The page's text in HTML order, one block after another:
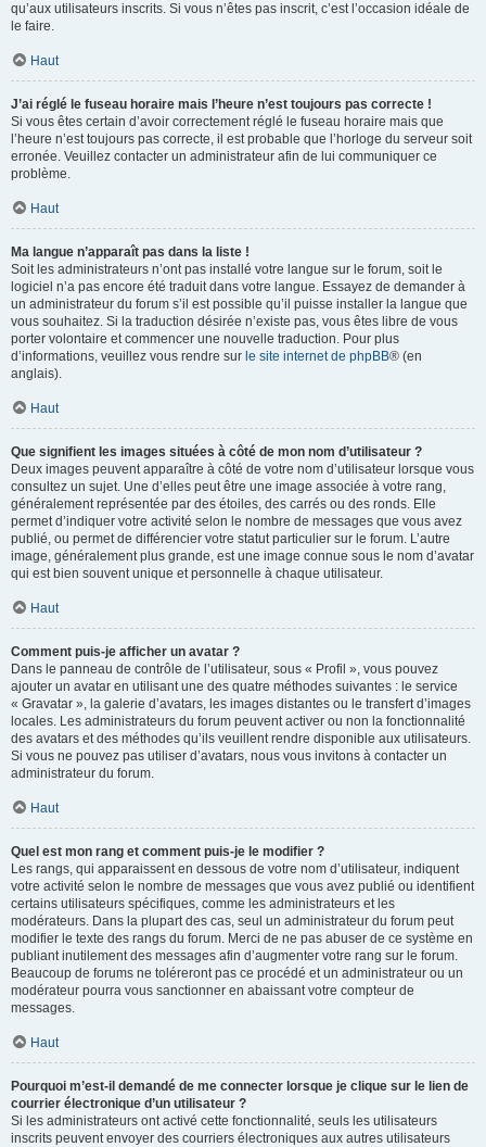
qu’aux utilisateurs inscrits. Si vous n’êtes pas inscrit, c’est l’occasion idéale de
le faire.
Haut
J’ai réglé le fuseau horaire mais l’heure n’est toujours pas correcte !
Si vous êtes certain d’avoir correctement réglé le fuseau horaire mais que
l’heure n’est toujours pas correcte, il est probable que l’horloge du serveur soit
erronée. Veuillez contacter un administrateur afin de lui communiquer ce
problème.
Haut
Ma langue n’apparaît pas dans la liste !
Soit les administrateurs n’ont pas installé votre langue sur le forum, soit le
logiciel n’a pas encore été traduit dans votre langue. Essayez de demander à
un administrateur du forum s’il est possible qu’il puisse installer la langue que
vous souhaitez. Si la traduction désirée n’existe pas, vous êtes libre de vous
porter volontaire et commencer une nouvelle traduction. Pour plus
d’informations, veuillez vous rendre sur le site internet de phpBB® (en
anglais).
Haut
Que signifient les images situées à côté de mon nom d’utilisateur ?
Deux images peuvent apparaître à côté de votre nom d’utilisateur lorsque vous
consultez un sujet. Une d’elles peut être une image associée à votre rang,
généralement représentée par des étoiles, des carrés ou des ronds. Elle
permet d’indiquer votre activité selon le nombre de messages que vous avez
publié, ou permet de différencier votre statut particulier sur le forum. L’autre
image, généralement plus grande, est une image connue sous le nom d’avatar
qui est bien souvent unique et personnelle à chaque utilisateur.
Haut
Comment puis-je afficher un avatar ?
Dans le panneau de contrôle de l’utilisateur, sous « Profil », vous pouvez
ajouter un avatar en utilisant une des quatre méthodes suivantes : le service
« Gravatar », la galerie d’avatars, les images distantes ou le transfert d’images
locales. Les administrateurs du forum peuvent activer ou non la fonctionnalité
des avatars et des méthodes qu’ils veuillent rendre disponible aux utilisateurs.
Si vous ne pouvez pas utiliser d’avatars, nous vous invitons à contacter un
administrateur du forum.
Haut
Quel est mon rang et comment puis-je le modifier ?
Les rangs, qui apparaissent en dessous de votre nom d’utilisateur, indiquent
votre activité selon le nombre de messages que vous avez publié ou identifient
certains utilisateurs spécifiques, comme les administrateurs et les
modérateurs. Dans la plupart des cas, seul un administrateur du forum peut
modifier le texte des rangs du forum. Merci de ne pas abuser de ce système en
publiant inutilement des messages afin d’augmenter votre rang sur le forum.
Beaucoup de forums ne toléreront pas ce procédé et un administrateur ou un
modérateur pourra vous sanctionner en abaissant votre compteur de
messages.
Haut
Pourquoi m’est-il demandé de me connecter lorsque je clique sur le lien de
courrier électronique d’un utilisateur ?
Si les administrateurs ont activé cette fonctionnalité, seuls les utilisateurs
inscrits peuvent envoyer des courriers électroniques aux autres utilisateurs